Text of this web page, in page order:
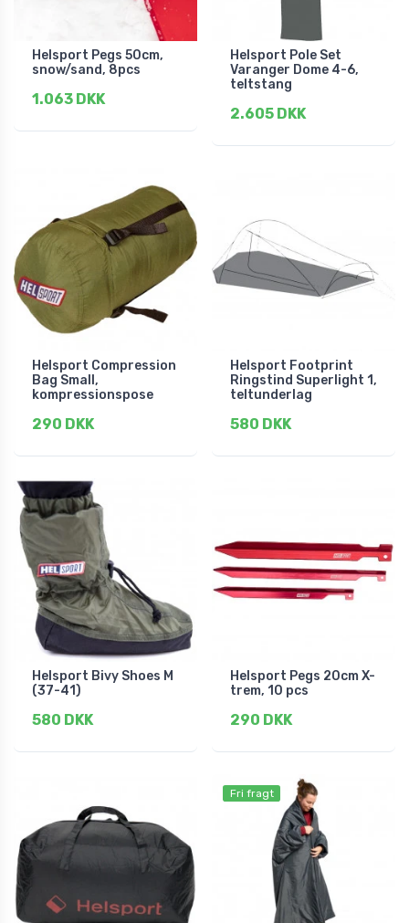
Helsport Pegs 50cm,
snow/sand, 8pcs
1.063 DKK
Helsport Pole Set
Varanger Dome 4-6,
teltstang
2.605 DKK
Helsport Compression
Bag Small,
kompressionspose
290 DKK
Helsport Footprint
Ringstind Superlight 1,
teltunderlag
580 DKK
Helsport Bivy Shoes M
(37-41)
580 DKK
Helsport Pegs 20cm X-
trem, 10 pcs
290 DKK
Fri fragt